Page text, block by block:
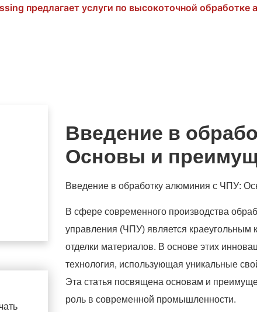
предлагает услуги по высокоточной
Введение в
Основы и
Введение в обработку алюминия с ЧПУ:
В сфере современного производства
управления (ЧПУ) является
отделки материалов. В основе этих
технология, использующая уникальные
Эта статья посвящена основам и
роль в современной промышленности.